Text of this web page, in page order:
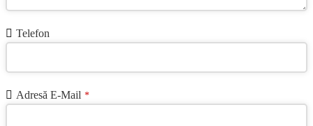
Telefon
Adresă E-Mail *